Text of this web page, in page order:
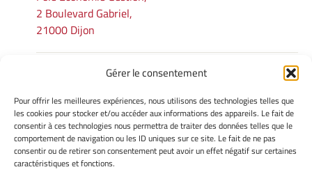
Gérer le consentement
Pour offrir les meilleures expériences, nous utilisons des technologies telles que
les cookies pour stocker et/ou accéder aux informations des appareils. Le fait de
consentir à ces technologies nous permettra de traiter des données telles que le
comportement de navigation ou les ID uniques sur ce site. Le fait de ne pas
consentir ou de retirer son consentement peut avoir un effet négatif sur certaines
caractéristiques et fonctions.
2 Boulevard Gabriel,
21000 Dijon
INFORMATIONS LÉGALES
Mentions légales
Gérer mes cookies
Avertissement
Politique de cookies